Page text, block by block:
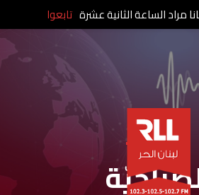
نشرات الأخبار
مراد الساعة الثانية عشرة تابعوا